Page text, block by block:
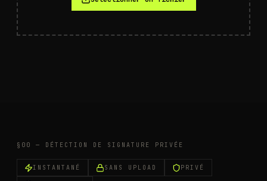
§00 — DÉTECTION DE SIGNATURE PRIVÉE
INSTANTANÉ SANS UPLOAD PRIVÉ